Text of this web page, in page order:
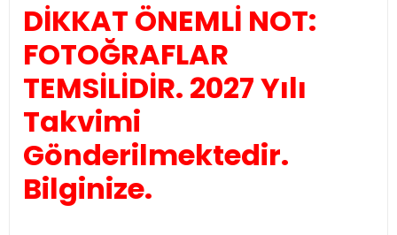
DİKKAT ÖNEMLİ NOT:
FOTOĞRAFLAR
TEMSİLİDİR. 2027 Yılı
Takvimi
Gönderilmektedir.
Bilginize.